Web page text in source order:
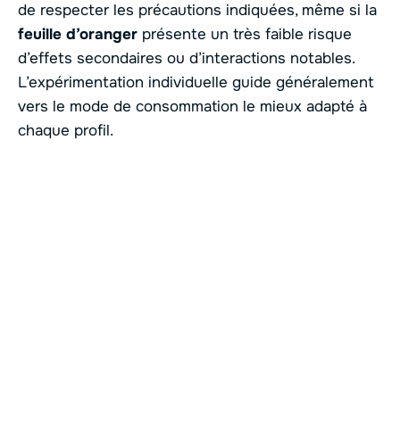
de respecter les précautions indiquées, même si la
feuille d’oranger présente un très faible risque
d’effets secondaires ou d’interactions notables.
L’expérimentation individuelle guide généralement
vers le mode de consommation le mieux adapté à
chaque profil.